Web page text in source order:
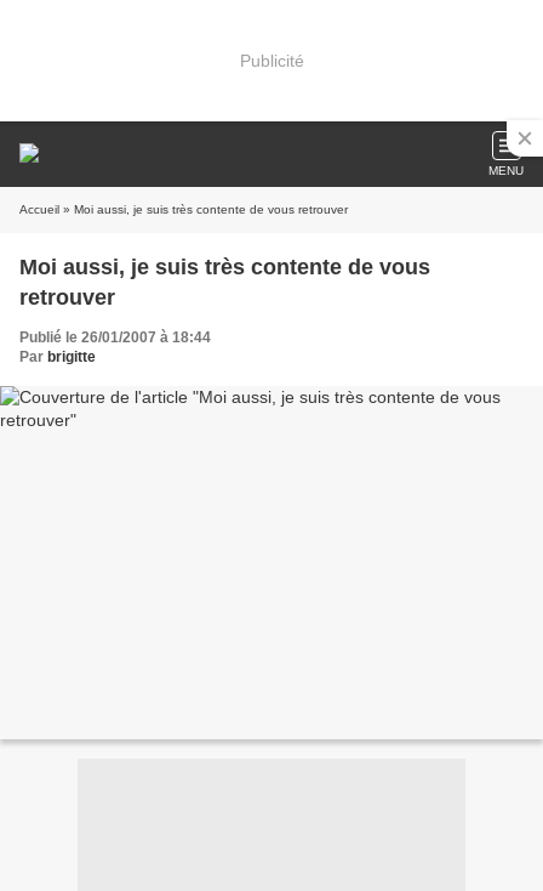
Publicité
MENU
Accueil » Moi aussi, je suis très contente de vous retrouver
Moi aussi, je suis très contente de vous
retrouver
Publié le 26/01/2007 à 18:44
Par brigitte